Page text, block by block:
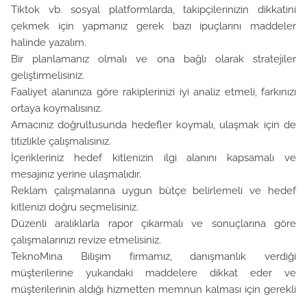
Tiktok vb. sosyal platformlarda, takipçilerinizin dikkatini
çekmek için yapmanız gerek bazı ipuçlarını maddeler
halinde yazalım.
Bir planlamanız olmalı ve ona bağlı olarak stratejiler
geliştirmelisiniz.
Faaliyet alanınıza göre rakiplerinizi iyi analiz etmeli, farkınızı
ortaya koymalısınız.
Amacınız doğrultusunda hedefler koymalı, ulaşmak için de
titizlikle çalışmalısınız.
İçerikleriniz hedef kitlenizin ilgi alanını kapsamalı ve
mesajınız yerine ulaşmalıdır.
Reklam çalışmalarına uygun bütçe belirlemeli ve hedef
kitlenizi doğru seçmelisiniz.
Düzenli aralıklarla rapor çıkarmalı ve sonuçlarına göre
çalışmalarınızı revize etmelisiniz.
TeknoMina Bilişim firmamız, danışmanlık verdiği
müşterilerine yukarıdaki maddelere dikkat eder ve
müşterilerinin aldığı hizmetten memnun kalması için gerekli